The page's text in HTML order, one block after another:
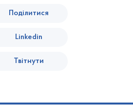
Поділитися
Linkedin
Твітнути